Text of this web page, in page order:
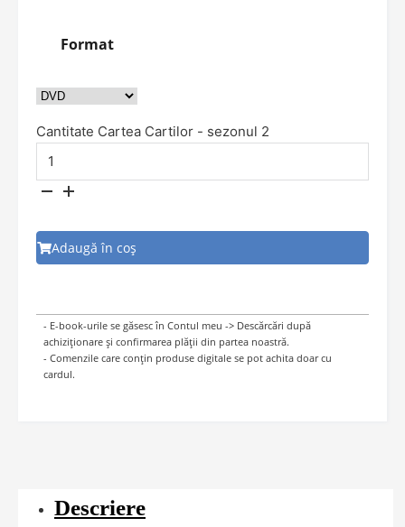
Format
Cantitate Cartea Cartilor - sezonul 2
Adaugă în coș
- E-book-urile se găsesc în Contul meu -> Descărcări după
achiziționare și confirmarea plății din partea noastră.
- Comenzile care conțin produse digitale se pot achita doar cu
cardul.
Descriere